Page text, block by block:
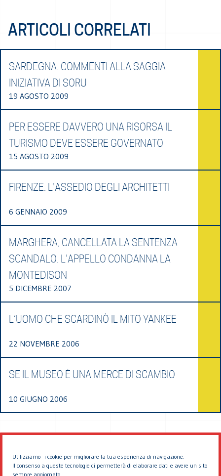
Utilizziamo i cookie per migliorare la tua esperienza di navigazione.
Il consenso a queste tecnologie ci permetterà di elaborare dati e avere un sito
sempre aggiornato.
ARTICOLI CORRELATI
SARDEGNA. COMMENTI ALLA SAGGIA
INIZIATIVA DI SORU
19 AGOSTO 2009
PER ESSERE DAVVERO UNA RISORSA IL
TURISMO DEVE ESSERE GOVERNATO
15 AGOSTO 2009
FIRENZE. L'ASSEDIO DEGLI ARCHITETTI
6 GENNAIO 2009
MARGHERA, CANCELLATA LA SENTENZA
SCANDALO. L'APPELLO CONDANNA LA
MONTEDISON
5 DICEMBRE 2007
L’UOMO CHE SCARDINÒ IL MITO YANKEE
22 NOVEMBRE 2006
SE IL MUSEO È UNA MERCE DI SCAMBIO
10 GIUGNO 2006